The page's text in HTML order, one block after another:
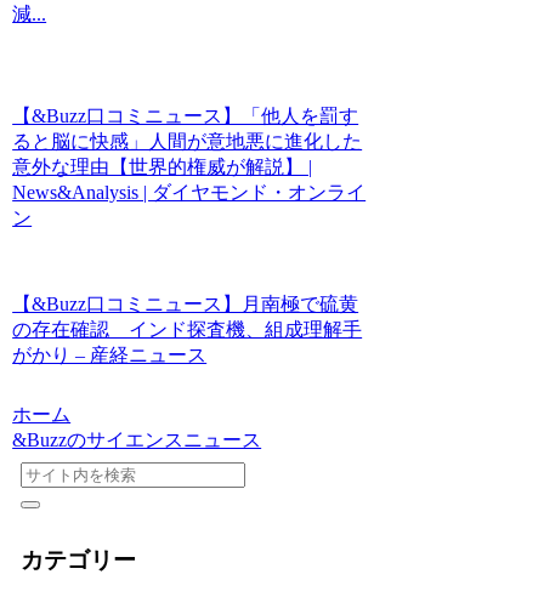
減...
【&Buzz口コミニュース】「他人を罰す
ると脳に快感」人間が意地悪に進化した
意外な理由【世界的権威が解説】 |
News&Analysis | ダイヤモンド・オンライ
ン
【&Buzz口コミニュース】月南極で硫黄
の存在確認 インド探査機、組成理解手
がかり – 産経ニュース
ホーム
&Buzzのサイエンスニュース
カテゴリー